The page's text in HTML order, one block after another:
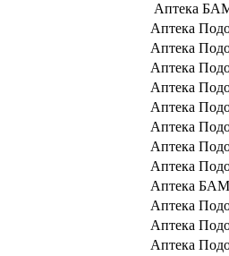
Аптека
Аптека
Аптека
Аптека
Аптека
Аптека
Аптека
Аптека
Аптека
Аптека БАМ
Аптека
Аптека
Аптека